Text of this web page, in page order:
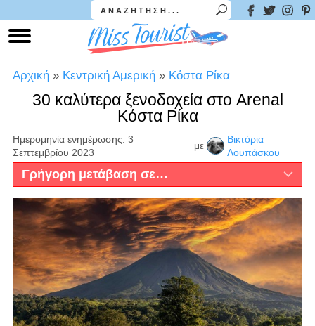
Αρχική » Κεντρική Αμερική » Κόστα Ρίκα
30 καλύτερα ξενοδοχεία στο Arenal
Κόστα Ρίκα
Ημερομηνία ενημέρωσης: 3
Σεπτεμβρίου 2023
με
Βικτόρια
Λουπάσκου
Γρήγορη μετάβαση σε…